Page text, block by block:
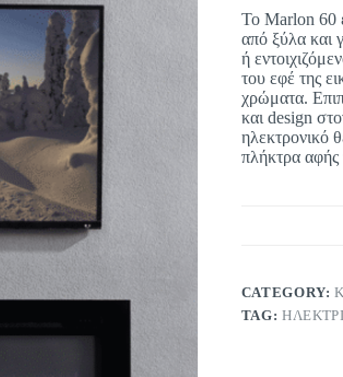
Το Marlon 60
από ξύλα και
ή
του εφέ της
χρώματα.
και design
ηλεκτρονικό
πλήκτρα αφής
CATEGORY:
TAG: